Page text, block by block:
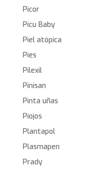
Picor
Picu Baby
Piel atópica
Pies
Pilexil
Pinisan
Pinta uñas
Piojos
Plantapol
Plasmapen
Prady